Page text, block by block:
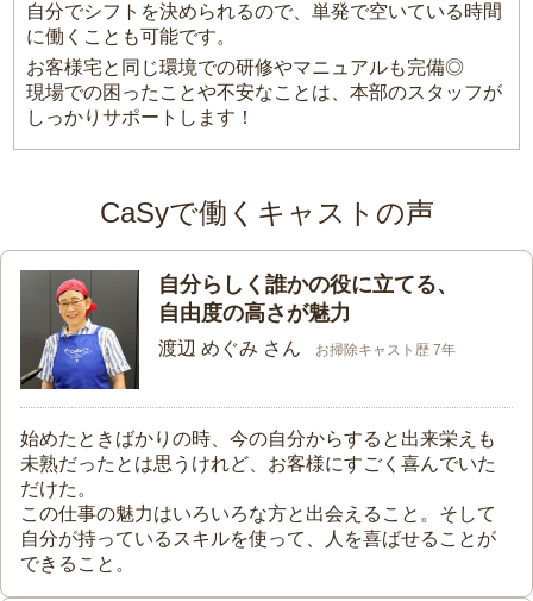
自分でシフトを決められるので、単発で空いている時間
に働くことも可能です。
お客様宅と同じ環境での研修やマニュアルも完備◎
現場での困ったことや不安なことは、本部のスタッフが
しっかりサポートします！
CaSyで働くキャストの声
自分らしく誰かの役に立てる、
自由度の高さが魅力
渡辺 めぐみ さん お掃除キャスト歴 7年
始めたときばかりの時、今の自分からすると出来栄えも
未熟だったとは思うけれど、お客様にすごく喜んでいた
だけた。
この仕事の魅力はいろいろな方と出会えること。そして
自分が持っているスキルを使って、人を喜ばせることが
できること。